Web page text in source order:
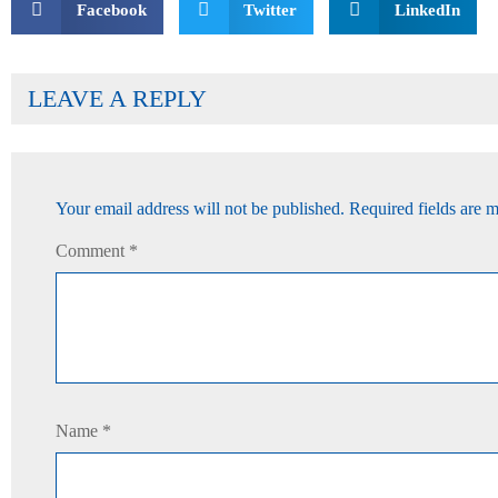
Facebook Twitter LinkedIn
LEAVE A REPLY
Your email address will not be published. Required fields are
Comment *
Name *